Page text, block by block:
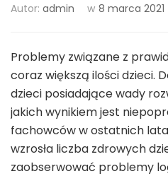
Autor: admin w 8 marca 2021
Problemy związane z
coraz większą ilości dzieci.
dzieci posiadające wady
jakich wynikiem jest
fachowców w ostatnich
wzrosła liczba zdrowych
zaobserwować problemy